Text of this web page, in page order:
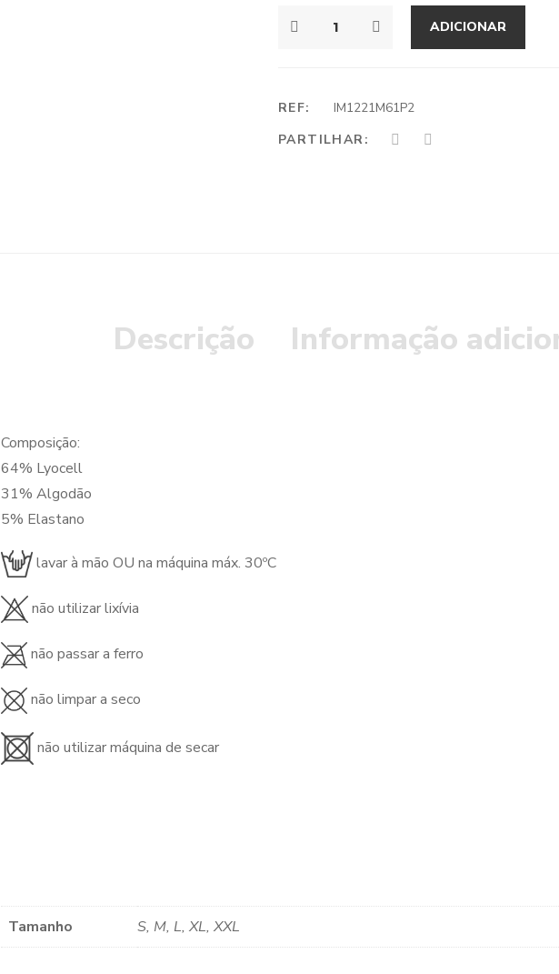
ADICIONAR
REF:
IM1221M61P2
PARTILHAR:
Descrição Informação
Composição:
64% Lyocell
31% Algodão
5% Elastano
lavar à mão OU na máquina máx. 30ºC
não utilizar lixívia
não passar a ferro
não limpar a seco
não utilizar máquina de secar
Tamanho S, M, L, XL, XXL